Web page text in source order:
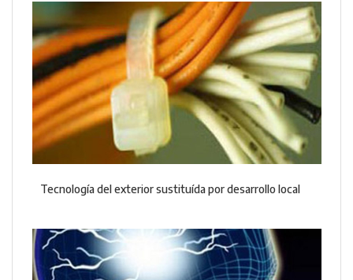
Tecnología del exterior sustituída por desarrollo local